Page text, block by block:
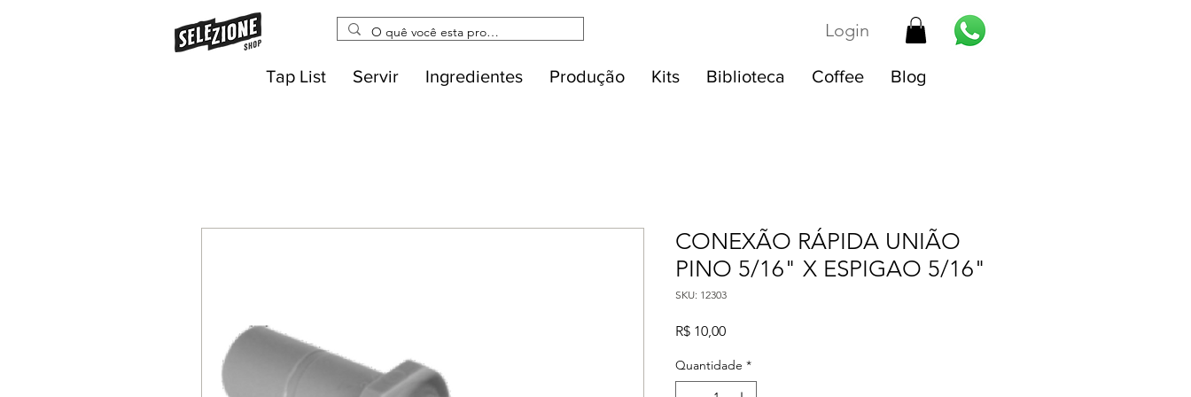
Login
Tap List Servir Ingredientes Produção Kits Biblioteca Coffee Blog
CONEXÃO RÁPIDA UNIÃO
PINO 5/16" X ESPIGAO 5/16"
SKU: 12303
R$ 10,00Preço
Quantidade *